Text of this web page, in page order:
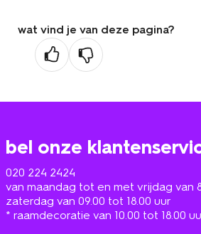
wat vind je van deze pagina?
bel onze
020 224 2424
van maandag tot en met vrijdag van
zaterdag van 09.00 tot 18.00 uur
* raamdecoratie van 10.00 tot 18.00